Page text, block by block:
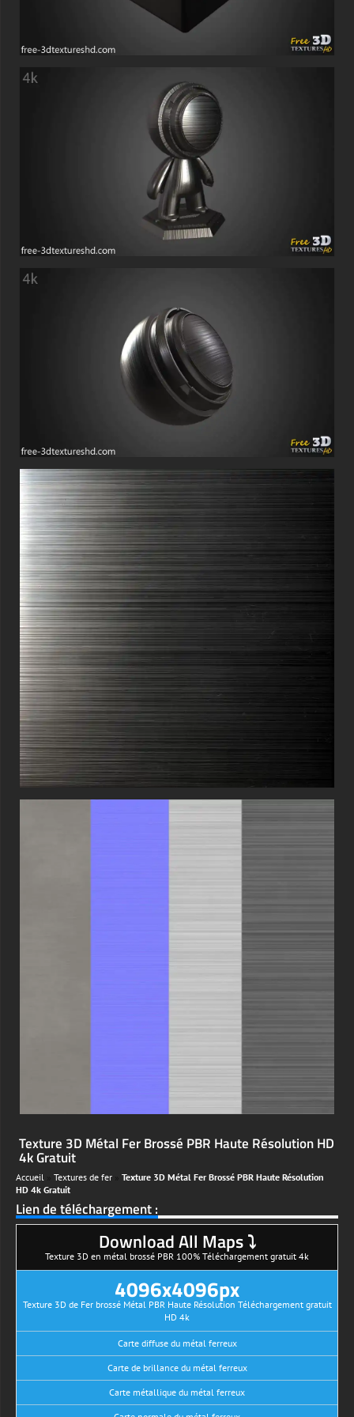
Texture 3D Métal Fer Brossé PBR Haute Résolution HD
4k Gratuit
Accueil Textures de fer
Texture 3D Métal Fer Brossé PBR Haute Résolution
HD 4k Gratuit
Lien de téléchargement :
Download All Maps ⤵
Texture 3D en métal brossé PBR 100% Téléchargement gratuit 4k
4096x4096px
Texture 3D de Fer brossé Métal PBR Haute Résolution Téléchargement gratuit
HD 4k
Carte diffuse du métal ferreux
Carte de brillance du métal ferreux
Carte métallique du métal ferreux